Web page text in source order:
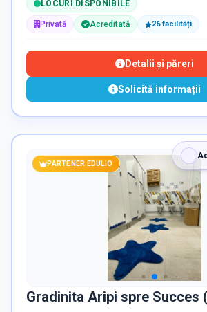
LOCURI DISPONIBILE
Privată Acreditată 26facilități
Detalii și păreri
Solicită informații
PARTENER EDULIO
Gradinita Aripi spre Succes